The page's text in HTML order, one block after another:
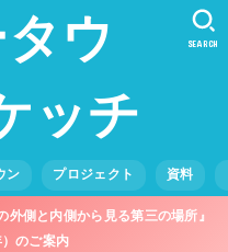
ウ
ッチ
ン プロジェクト 資料
SEARCH
外側と内側から見る第三の場所』
）のご案内